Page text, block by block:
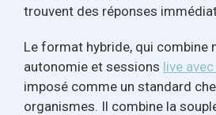
trouvent des réponses
Le format hybride, qui combine
autonomie et sessions live
imposé comme un standard
organismes. Il combine la